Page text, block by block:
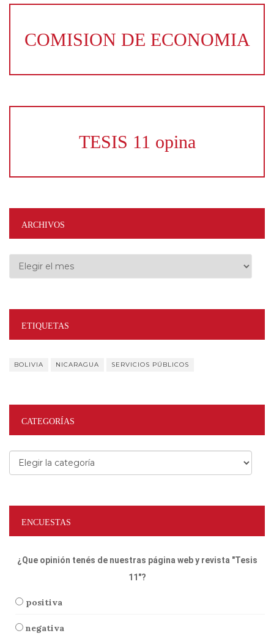
COMISION DE ECONOMIA
TESIS 11 opina
ARCHIVOS
Archivos
ETIQUETAS
BOLIVIA NICARAGUA SERVICIOS PÚBLICOS
CATEGORÍAS
Categorías
ENCUESTAS
¿Que opinión tenés de nuestras página web y revista "Tesis
11"?
positiva
negativa